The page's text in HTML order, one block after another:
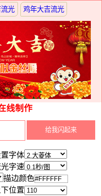
光 鸡年大吉流光
线制作
字体
字速
描边颜色
下位置